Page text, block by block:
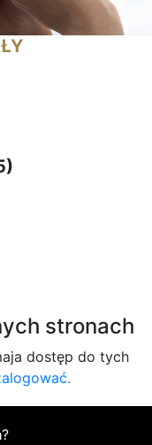
stronach
dostęp do tych
?